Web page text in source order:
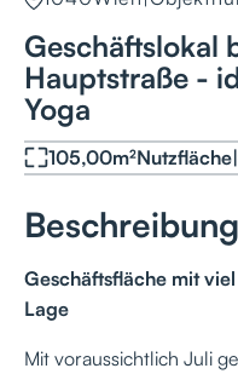
Geschäftslokal
Hauptstraße -
Yoga
105,00m²Nutzfläche|
Beschreibung
Geschäftsfläche mit
Lage
Mit voraussichtlich Juli